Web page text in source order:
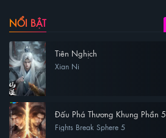
NỔI BẬT
Tiên Nghịch
Xian Ni
Đấu Phá Thương Khung Phần 5
Fights Break Sphere 5